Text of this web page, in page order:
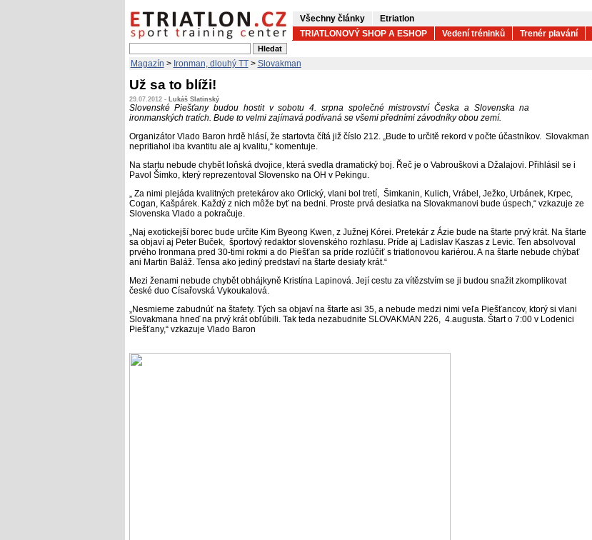
Všechny články
Etriatlon
TRIATLONOVÝ SHOP A ESHOP
Vedení tréninků Trenér plavání
Magazín > Ironman, dlouhý TT> Slovakman
Už sa to blíži!
29.07.2012 - Lukáš Slatinský
Slovenské Piešťany budou hostit v sobotu 4. srpna společné mistrovství Česka a Slovenska na
ironmanských tratích. Bude to velmi zajímavá podívaná se všemi předními závodníky obou zemí.
Organizátor Vlado Baron hrdě hlásí, že startovta čítá již číslo 212. „Bude to určitě rekord v počte účastníkov. Slovakman
nepritiahol iba kvantitu ale aj kvalitu,“ komentuje.
Na startu nebude chybět loňská dvojice, která svedla dramatický boj. Řeč je o Vabrouškovi a Džalajovi. Přihlásil se i
Pavol Šimko, který reprezentoval Slovensko na OH v Pekingu.
„ Za nimi plejáda kvalitných pretekárov ako Orlický, vlani bol tretí, Šimkanin, Kulich, Vrábel, Ježko, Urbánek, Krpec,
Cogan, Kašpárek. Každý z nich môže byť na bedni. Proste prvá desiatka na Slovakmanovi bude úspech,“ vzkazuje ze
Slovenska Vlado a pokračuje.
„Naj exotickejší borec bude určite Kim Byeong Kwen, z Južnej Kórei. Pretekár z Ázie bude na štarte prvý krát. Na štarte
sa objaví aj Peter Buček, športový redaktor slovenského rozhlasu. Príde aj Ladislav Kaszas z Levic. Ten absolvoval
prvého Ironmana pred 30-timi rokmi a do Piešťan sa príde rozlúčiť s triatlonovou kariérou. A na štarte nebude chýbať
ani Martin Baláž. Tensa ako jediný predstaví na štarte desiaty krát.“
Mezi ženami nebude chybět obhájkyně Kristína Lapinová. Její cestu za vítězstvím se ji budou snažit zkomplikovat
české duo Císařovská Vykoukalová.
„Nesmieme zabudnúť na štafety. Tých sa objaví na štarte asi 35, a nebude medzi nimi veľa Piešťancov, ktorý si vlani
Slovakmana hneď na prvý krát obľúbili. Tak teda nezabudnite SLOVAKMAN 226, 4.augusta. Štart o 7:00 v Lodenici
Piešťany,“ vzkazuje Vlado Baron